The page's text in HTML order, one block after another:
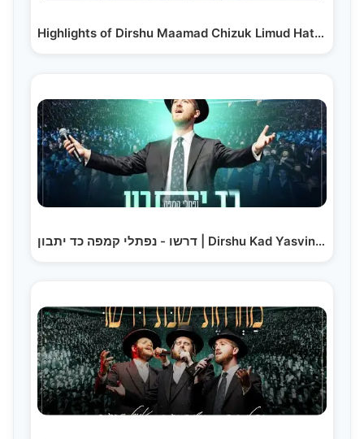
Highlights of Dirshu Maamad Chizuk Limud Hatorah -…
דרשו - נפתלי קמפה כד יתבון | Dirshu Kad Yasvin -…